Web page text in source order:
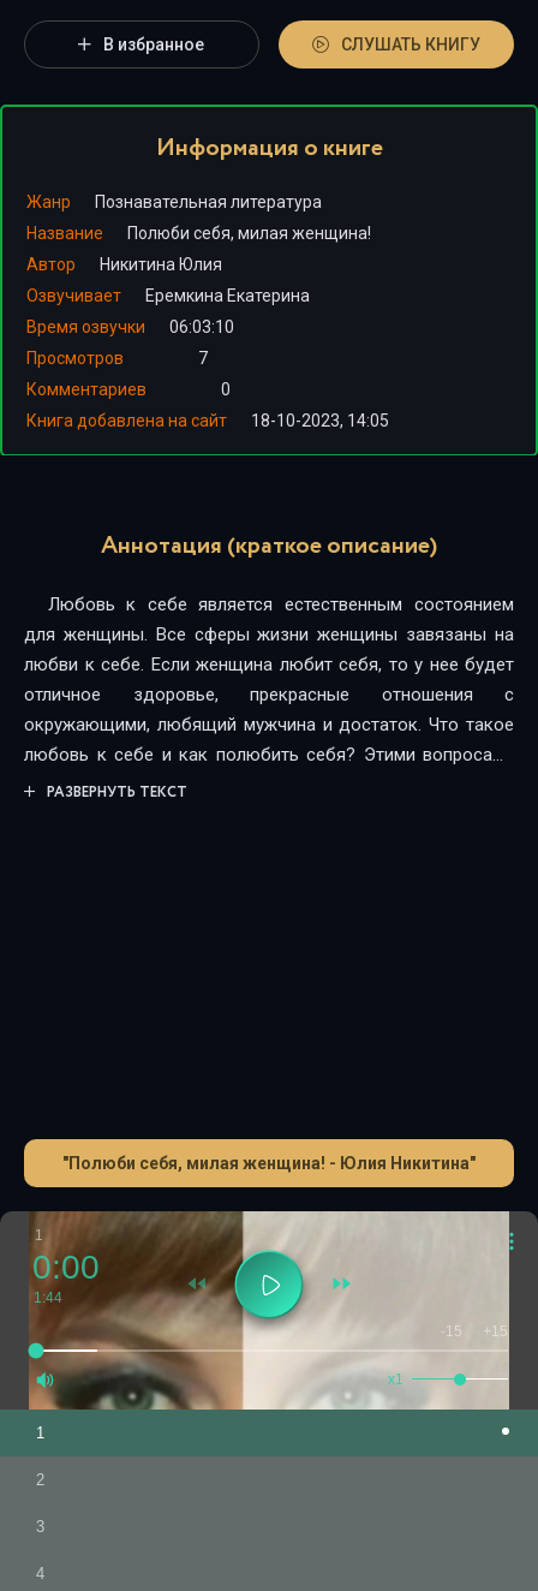
В избранное СЛУШАТЬ КНИГУ
Информация о книге
Жанр
Познавательная литература
Название
Полюби себя, милая женщина!
Автор
Никитина Юлия
Озвучивает
Еремкина Екатерина
Время озвучки
06:03:10
Просмотров
7
Комментариев
0
Книга добавлена на сайт
18-10-2023, 14:05
Аннотация (краткое описание)
Любовь к себе является естественным состоянием
для женщины. Все сферы жизни женщины завязаны на
любви к себе. Если женщина любит себя, то у нее будет
отличное здоровье, прекрасные отношения с
окружающими, любящий мужчина и достаток. Что такое
любовь к себе и как полюбить себя? Этими вопросами
задается каждая женщина. В данной книге автор
РАЗВЕРНУТЬ ТЕКСТ
"Полюби себя, милая женщина! - Юлия Никитина"
1
0:00
1:44
x1
-15 +15
1
2
3
4